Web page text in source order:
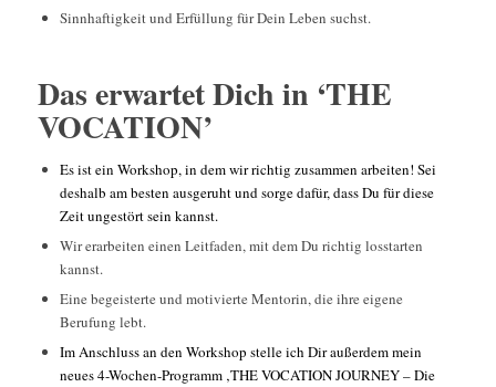
Sinnhaftigkeit und Erfüllung für Dein Leben suchst.
Das erwartet Dich in ‘THE
VOCATION’
Es ist ein Workshop, in dem wir richtig zusammen arbeiten! Sei
deshalb am besten ausgeruht und sorge dafür, dass Du für diese
Zeit ungestört sein kannst.
Wir erarbeiten einen Leitfaden, mit dem Du richtig losstarten
kannst.
Eine begeisterte und motivierte Mentorin, die ihre eigene
Berufung lebt.
Im Anschluss an den Workshop stelle ich Dir außerdem mein
neues 4-Wochen-Programm ‚THE VOCATION JOURNEY – Die